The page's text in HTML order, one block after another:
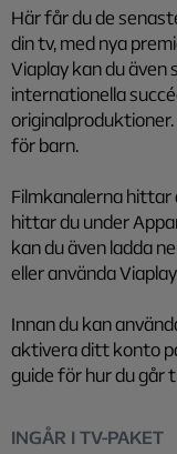
Här får du de
din tv, med nya
Viaplay kan du även
internationella
för barn.
Filmkanalerna hittar
hittar du under
kan du även ladda
eller använda
Innan du kan
aktivera ditt konto
guide för hur du går
INGÅR I TV-PAKET